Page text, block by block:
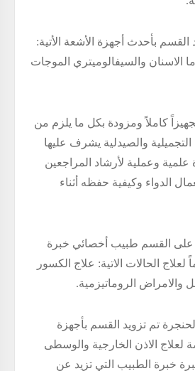
بأحدث أجهزة الأشعة الأتية:
الاسنان والسيفالوميتري الموجات
كاملاً ومزودة بكل ما يلزم من
التجميلية والصيدلية يشرف عليها
علمية وعملية لأرشاد المراجعين
الدواء وكيفية حفظه أثناء
القسم طبيب أخصائي خبرة
الحالات الاتية: علاج الكسور
والامراض الروماتيزمية.
تم تزويد القسم بأجهزة
الاذن الخارجية والوسطى
خبرة الطبيب التي تزيد عن